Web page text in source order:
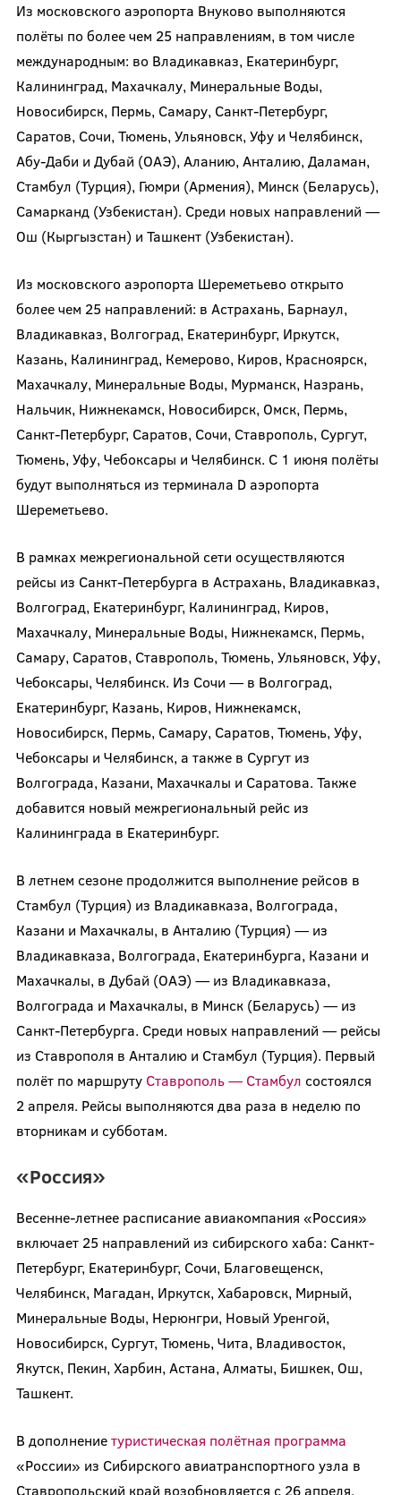
Из московского аэропорта Внуково выполняются
полёты по более чем 25 направлениям, в том числе
международным: во Владикавказ, Екатеринбург,
Калининград, Махачкалу, Минеральные Воды,
Новосибирск, Пермь, Самару, Санкт-Петербург,
Саратов, Сочи, Тюмень, Ульяновск, Уфу и Челябинск,
Абу-Даби и Дубай (ОАЭ), Аланию, Анталию, Даламан,
Стамбул (Турция), Гюмри (Армения), Минск (Беларусь),
Самарканд (Узбекистан). Среди новых направлений —
Ош (Кыргызстан) и Ташкент (Узбекистан).
Из московского аэропорта Шереметьево открыто
более чем 25 направлений: в Астрахань, Барнаул,
Владикавказ, Волгоград, Екатеринбург, Иркутск,
Казань, Калининград, Кемерово, Киров, Красноярск,
Махачкалу, Минеральные Воды, Мурманск, Назрань,
Нальчик, Нижнекамск, Новосибирск, Омск, Пермь,
Санкт-Петербург, Саратов, Сочи, Ставрополь, Сургут,
Тюмень, Уфу, Чебоксары и Челябинск. С 1 июня полёты
будут выполняться из терминала D аэропорта
Шереметьево.
В рамках межрегиональной сети осуществляются
рейсы из Санкт-Петербурга в Астрахань, Владикавказ,
Волгоград, Екатеринбург, Калининград, Киров,
Махачкалу, Минеральные Воды, Нижнекамск, Пермь,
Самару, Саратов, Ставрополь, Тюмень, Ульяновск, Уфу,
Чебоксары, Челябинск. Из Сочи — в Волгоград,
Екатеринбург, Казань, Киров, Нижнекамск,
Новосибирск, Пермь, Самару, Саратов, Тюмень, Уфу,
Чебоксары и Челябинск, а также в Сургут из
Волгограда, Казани, Махачкалы и Саратова. Также
добавится новый межрегиональный рейс из
Калининграда в Екатеринбург.
В летнем сезоне продолжится выполнение рейсов в
Стамбул (Турция) из Владикавказа, Волгограда,
Казани и Махачкалы, в Анталию (Турция) — из
Владикавказа, Волгограда, Екатеринбурга, Казани и
Махачкалы, в Дубай (ОАЭ) — из Владикавказа,
Волгограда и Махачкалы, в Минск (Беларусь) — из
Санкт-Петербурга. Среди новых направлений — рейсы
из Ставрополя в Анталию и Стамбул (Турция). Первый
полёт по маршруту Ставрополь — Стамбул состоялся
2 апреля. Рейсы выполняются два раза в неделю по
вторникам и субботам.
«Россия»
Весенне-летнее расписание авиакомпания «Россия»
включает 25 направлений из сибирского хаба: Санкт-
Петербург, Екатеринбург, Сочи, Благовещенск,
Челябинск, Магадан, Иркутск, Хабаровск, Мирный,
Минеральные Воды, Нерюнгри, Новый Уренгой,
Новосибирск, Сургут, Тюмень, Чита, Владивосток,
Якутск, Пекин, Харбин, Астана, Алматы, Бишкек, Ош,
Ташкент.
В дополнениетуристическая полётная программа
«России» из Сибирского авиатранспортного узла в
Ставропольский край возобновляется с 26 апреля.